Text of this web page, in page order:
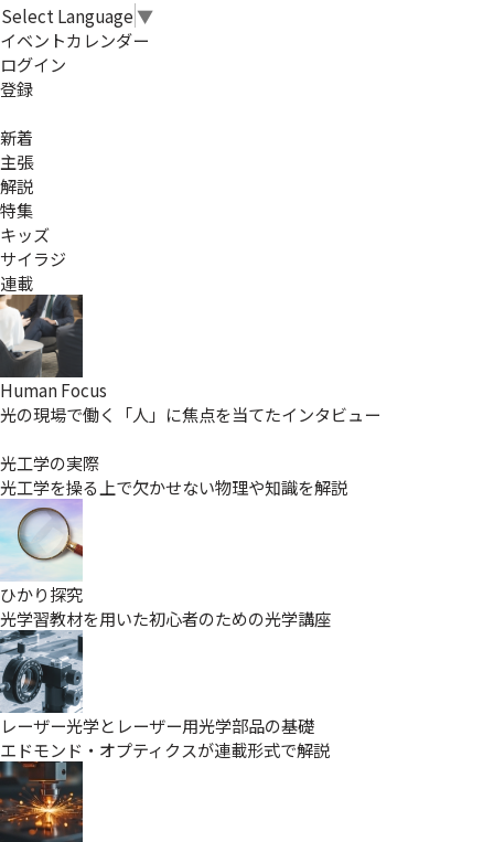
Select Language ▼
イベントカレンダー
ログイン
登録
新着
主張
解説
特集
キッズ
サイラジ
連載
Human Focus
光の現場で働く「人」に焦点を当てたインタビュー
光工学の実際
光工学を操る上で欠かせない物理や知識を解説
ひかり探究
光学習教材を用いた初心者のための光学講座
レーザー光学とレーザー用光学部品の基礎
エドモンド・オプティクスが連載形式で解説